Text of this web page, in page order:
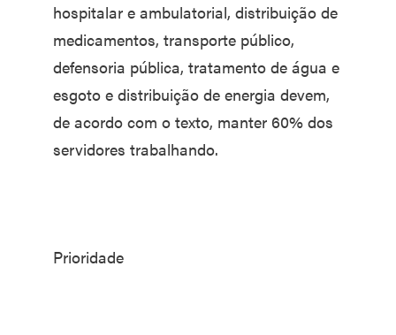
hospitalar e ambulatorial, distribuição de
medicamentos, transporte público,
defensoria pública, tratamento de água e
esgoto e distribuição de energia devem,
de acordo com o texto, manter 60% dos
servidores trabalhando.
Prioridade